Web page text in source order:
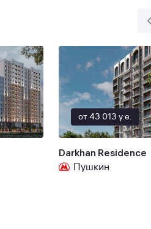
от 43 013 y.e.
Darkhan Residence
Пушкин